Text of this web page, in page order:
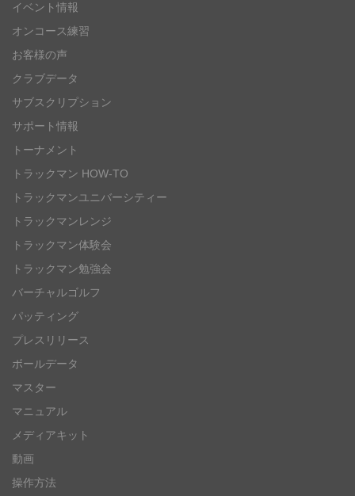
イベント情報
オンコース練習
お客様の声
クラブデータ
サブスクリプション
サポート情報
トーナメント
トラックマン HOW-TO
トラックマンユニバーシティー
トラックマンレンジ
トラックマン体験会
トラックマン勉強会
バーチャルゴルフ
パッティング
プレスリリース
ボールデータ
マスター
マニュアル
メディアキット
動画
操作方法